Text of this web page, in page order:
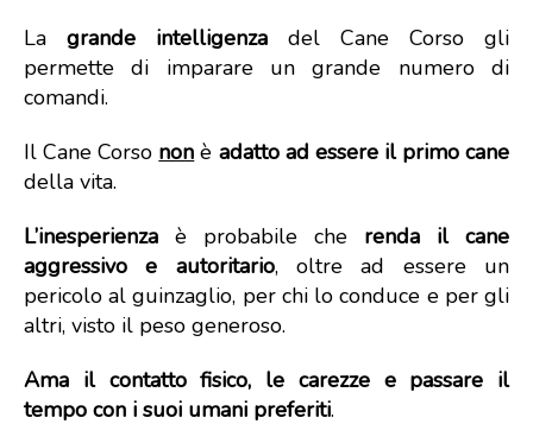
La grande intelligenza del Cane Corso gli
permette di imparare un grande numero di
comandi.
Il Cane Corso non è adatto ad essere il primo cane
della vita.
L’inesperienza è probabile che renda il cane
aggressivo e autoritario, oltre ad essere un
pericolo al guinzaglio, per chi lo conduce e per gli
altri, visto il peso generoso.
Ama il contatto fisico, le carezze e passare il
tempo con i suoi umani preferiti.